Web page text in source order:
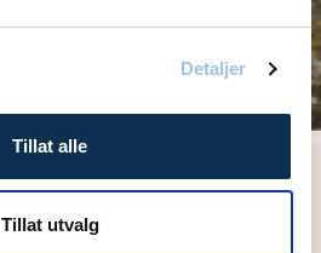
Detaljer
Tillat alle
Tillat utvalg
om endometriose